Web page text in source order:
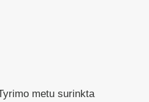
metu surinkta